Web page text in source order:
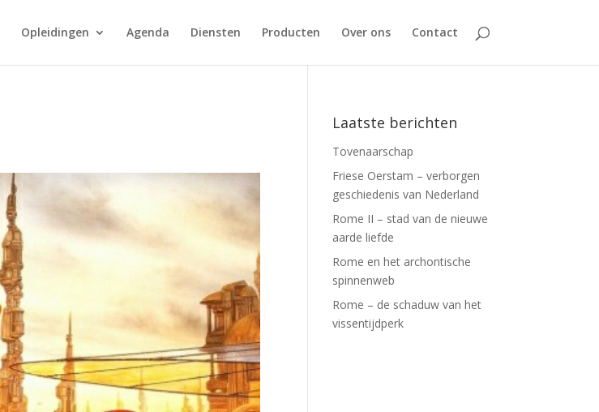
Opleidingen Agenda Diensten Producten Over ons Contact
Laatste berichten
Tovenaarschap
Friese Oerstam – verborgen
geschiedenis van Nederland
Rome II – stad van de nieuwe
aarde liefde
Rome en het archontische
spinnenweb
Rome – de schaduw van het
vissentijdperk